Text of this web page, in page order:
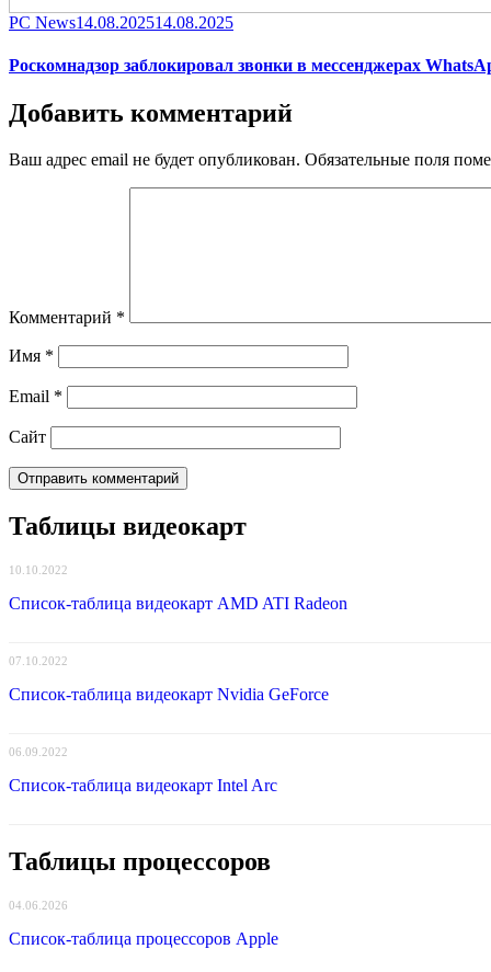
Category
PC NewsPosted
14.08.202514.08.2025
Роскомнадзор заблокировал звонки в мессенджерах
Добавить комментарий
Ваш адрес email не будет опубликован. Обязательные поля
Комментарий *
Имя *
Email *
Сайт
Таблицы видеокарт
10.10.2022
Список-таблица видеокарт AMD ATI Radeon
07.10.2022
Список-таблица видеокарт Nvidia GeForce
06.09.2022
Список-таблица видеокарт Intel Arc
Таблицы процессоров
04.06.2026
Список-таблица процессоров Apple